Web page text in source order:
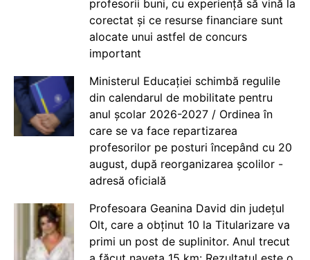
profesorii buni, cu experiență să vină la
corectat și ce resurse financiare sunt
alocate unui astfel de concurs
important
Ministerul Educației schimbă regulile
din calendarul de mobilitate pentru
anul școlar 2026-2027 / Ordinea în
care se va face repartizarea
profesorilor pe posturi începând cu 20
august, după reorganizarea școlilor -
adresă oficială
Profesoara Geanina David din județul
Olt, care a obținut 10 la Titularizare va
primi un post de suplinitor. Anul trecut